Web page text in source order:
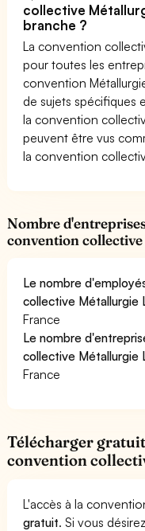
collective
branche ?
La convention
pour toutes les
convention
de sujets spécifiques
la convention
peuvent être vus
la convention
Nombre
convention
Le nombre
collective
France
Le nombre
collective Métallurgie
France
Télécharger
convention
L'accès à la
gratuit. Si vous